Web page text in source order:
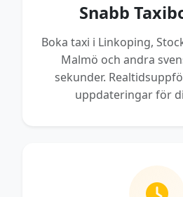
Snabb
Boka taxi i Linkoping,
Malmö och andra
sekunder.
uppdateringar för